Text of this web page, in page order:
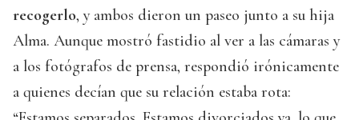
recogerlo, y ambos dieron un paseo junto a su hija
Alma. Aunque mostró fastidio al ver a las cámaras y
a los fotógrafos de prensa, respondió irónicamente
a quienes decían que su relación estaba rota: